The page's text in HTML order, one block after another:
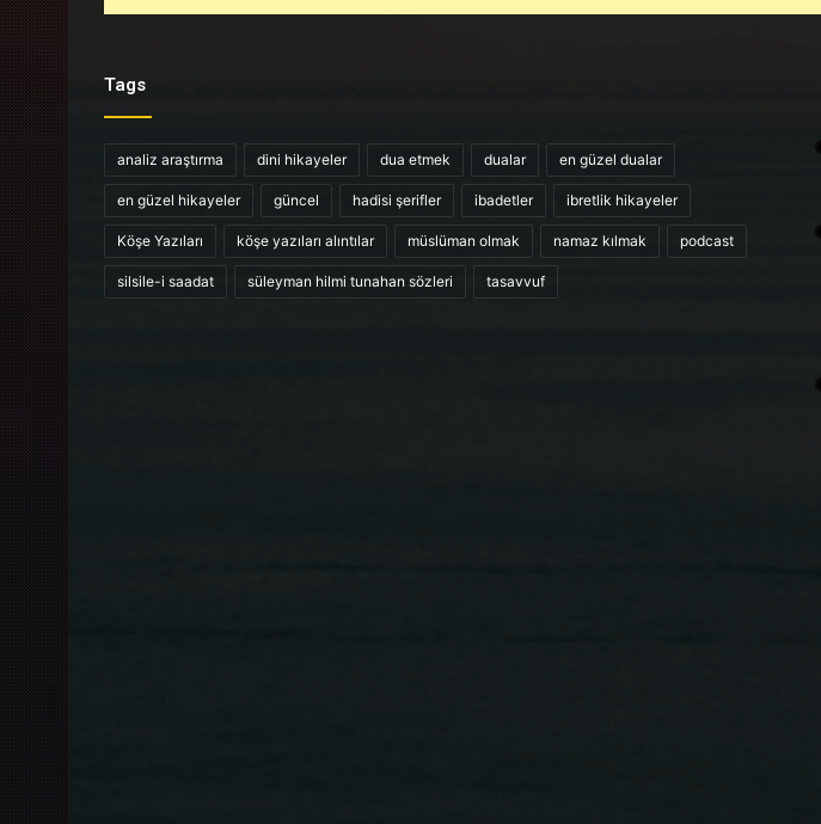
Tags
analiz araştırma dini hikayeler dua etmek dualar en güzel dualar
en güzel hikayeler güncel hadisi şerifler ibadetler ibretlik hikayeler
Köşe Yazıları köşe yazıları alıntılar müslüman olmak namaz kılmak podcast
silsile-i saadat süleyman hilmi tunahan sözleri tasavvuf